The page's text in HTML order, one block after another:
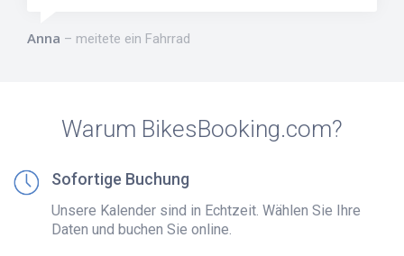
Anna meitete ein Fahrrad
Warum BikesBooking.com?
Sofortige Buchung
Unsere Kalender sind in Echtzeit. Wählen Sie Ihre
Daten und buchen Sie online.